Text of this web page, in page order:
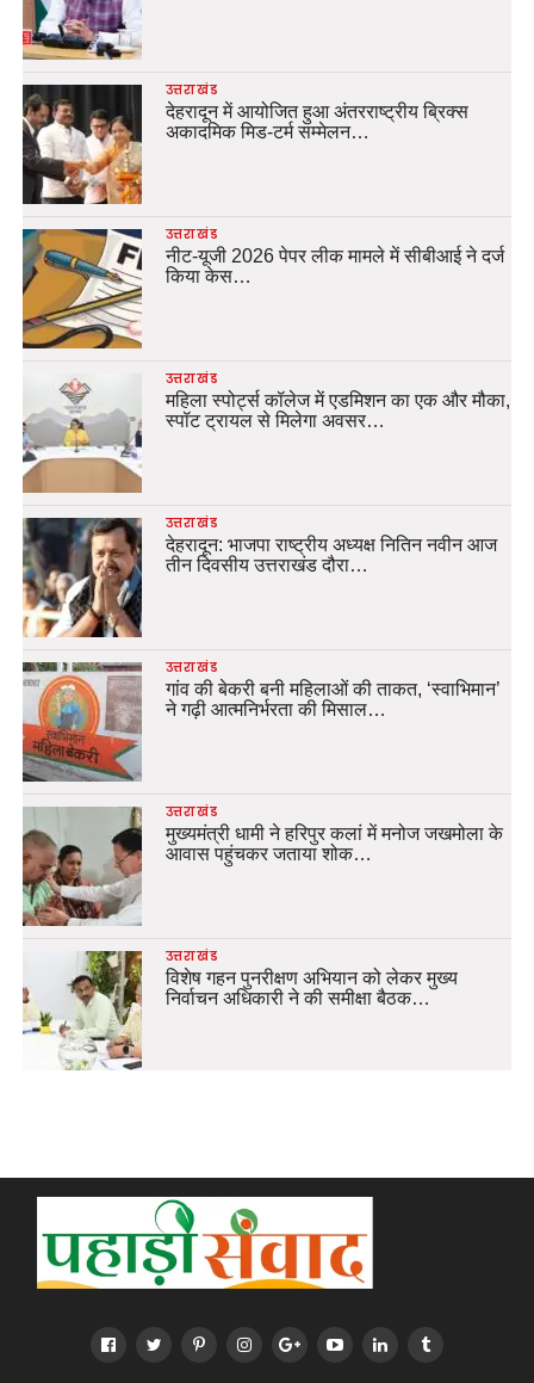
उत्तराखंड
देहरादून में आयोजित हुआ अंतरराष्ट्रीय ब्रिक्स
अकादमिक मिड-टर्म सम्मेलन…
उत्तराखंड
नीट-यूजी 2026 पेपर लीक मामले में सीबीआई ने दर्ज
किया केस…
उत्तराखंड
महिला स्पोर्ट्स कॉलेज में एडमिशन का एक और मौका,
स्पॉट ट्रायल से मिलेगा अवसर…
उत्तराखंड
देहरादून: भाजपा राष्ट्रीय अध्यक्ष नितिन नवीन आज
तीन दिवसीय उत्तराखंड दौरा…
उत्तराखंड
गांव की बेकरी बनी महिलाओं की ताकत, ‘स्वाभिमान’
ने गढ़ी आत्मनिर्भरता की मिसाल…
उत्तराखंड
मुख्यमंत्री धामी ने हरिपुर कलां में मनोज जखमोला के
आवास पहुंचकर जताया शोक…
उत्तराखंड
विशेष गहन पुनरीक्षण अभियान को लेकर मुख्य
निर्वाचन अधिकारी ने की समीक्षा बैठक…